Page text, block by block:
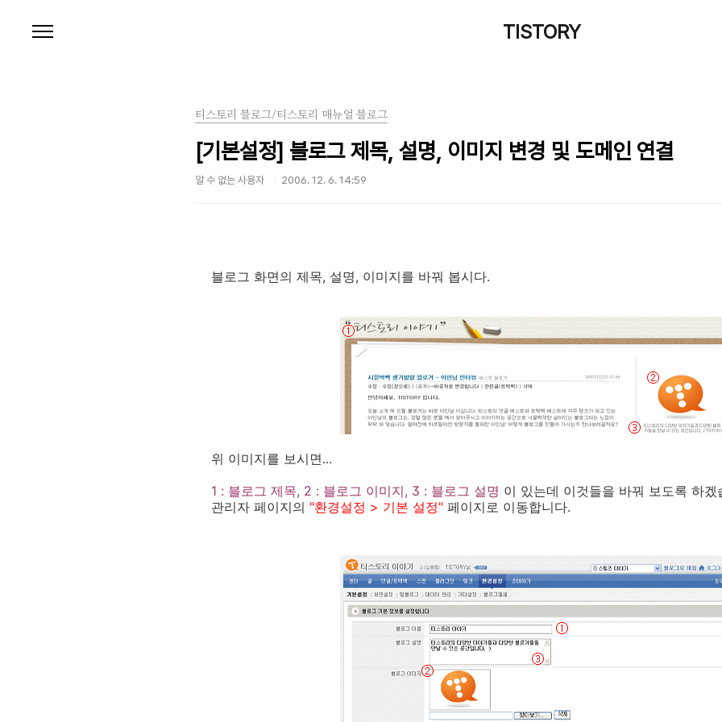
TISTORY
티스토리 블로그/티스토리 매뉴얼 블로그
[기본설정] 블로그 제목, 설명, 이미지 변경 및 도메인 연결
알 수 없는 사용자 2006. 12. 6. 14:59
블로그 화면의 제목, 설명, 이미지를 바꿔 봅시다.
위 이미지를 보시면...
1 : 블로그 제목, 2 : 블로그 이미지, 3 : 블로그 설명 이 있는데 이것들을 바꿔 보도록 하겠
관리자 페이지의 "환경설정 > 기본 설정" 페이지로 이동합니다.